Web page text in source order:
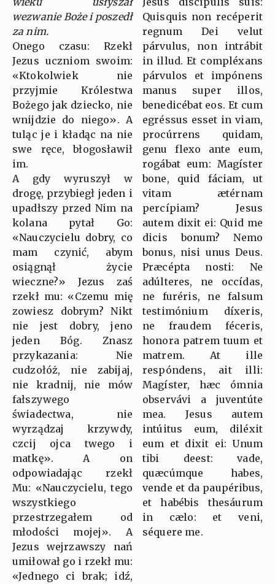
wezwanie Boże i poszedł
za nim.
Onego czasu: Rzekł
Jezus uczniom swoim:
«Ktokolwiek nie
przyjmie Królestwa
Bożego jak dziecko, nie
wnijdzie do niego». A
tuląc je i kładąc na nie
swe ręce, błogosławił
im.
A gdy wyruszył w
drogę, przybiegł jeden i
upadłszy przed Nim na
kolana pytał Go:
«Nauczycielu dobry, co
mam czynić, abym
osiągnął życie
wieczne?» Jezus zaś
rzekł mu: «Czemu mię
zowiesz dobrym? Nikt
nie jest dobry, jeno
jeden Bóg. Znasz
przykazania: Nie
cudzołóż, nie zabijaj,
nie kradnij, nie mów
fałszywego
świadectwa, nie
wyrządzaj krzywdy,
czcij ojca twego i
matkę». A on
odpowiadając rzekł
Mu: «Nauczycielu, tego
wszystkiego
przestrzegałem od
młodości mojej». A
Jezus wejrzawszy nań
umiłował go i rzekł mu:
«Jednego ci brak; idź,
Quisquis non recéperit
regnum Dei velut
párvulus, non intrábit
in illud. Et compléxans
párvulos et impónens
manus super illos,
benedicébat eos. Et cum
egréssus esset in viam,
procúrrens quidam,
genu flexo ante eum,
rogábat eum: Magíster
bone, quid fáciam, ut
vitam ætérnam
percípiam? Jesus
autem dixit ei: Quid me
dicis bonum? Nemo
bonus, nisi unus Deus.
Præcépta nosti: Ne
adúlteres, ne occídas,
ne furéris, ne falsum
testimónium díxeris,
ne fraudem féceris,
honora patrem tuum et
matrem. At ille
respóndens, ait illi:
Magíster, hæc ómnia
observávi a juventúte
mea. Jesus autem
intúitus eum, diléxit
eum et dixit ei: Unum
tibi deest: vade,
quæcúmque habes,
vende et da paupéribus,
et habébis thesáurum
in cælo: et veni,
séquere me.